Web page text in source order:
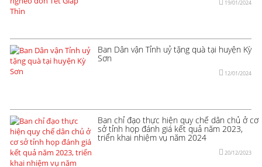
19/01/2024
Ban Dân vận Tỉnh uỷ tặng quà tại huyện Kỳ
Sơn
12/01/2024
Ban chỉ đạo thực hiện quy chế dân chủ ở cơ
sở tỉnh họp đánh giá kết quả năm 2023,
triển khai nhiệm vụ năm 2024
20/12/2023